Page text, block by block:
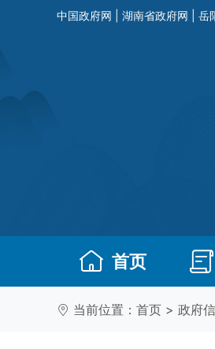
中国政府网 湖南省政府网 岳
首页
当前位置： 首页 > 政府